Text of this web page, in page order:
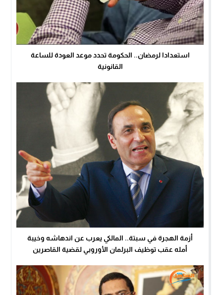
استعدادا لرمضان.. الحكومة تحدد موعد العودة للساعة
القانونية
أزمة الهجرة في سبتة.. المالكي يعرب عن اندهاشه وخيبة
أمله عقب توظيف البرلمان الأوروبي لقضية القاصرين